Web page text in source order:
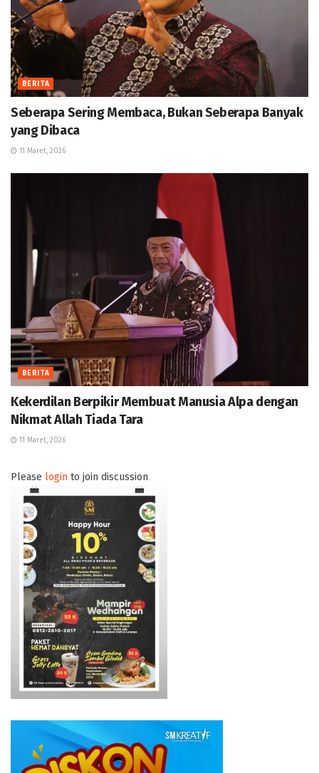
BERITA
Seberapa Sering Membaca, Bukan Seberapa Banyak
yang Dibaca
11 Maret, 2026
BERITA
Kekerdilan Berpikir Membuat Manusia Alpa dengan
Nikmat Allah Tiada Tara
11 Maret, 2026
Please login to join discussion